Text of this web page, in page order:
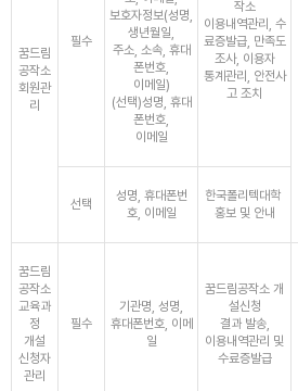
꿈드림
공작소
회원관
리
필수
보호자정보(성명,
생년월일,
주소, 소속, 휴대
폰번호,
이메일)
(선택)성명, 휴대
폰번호,
이메일
작소
이용내역관리, 수
료증발급, 만족도
조사, 이용자
통계관리, 안전사
고 조치
선택
성명, 휴대폰번
호, 이메일
한국폴리텍대학
홍보 및 안내
꿈드림
공작소
교육과
정
개설
신청자
관리
필수
기관명, 성명,
휴대폰번호, 이메
일
꿈드림공작소 개
설신청
결과 발송,
이용내역관리 및
수료증발급